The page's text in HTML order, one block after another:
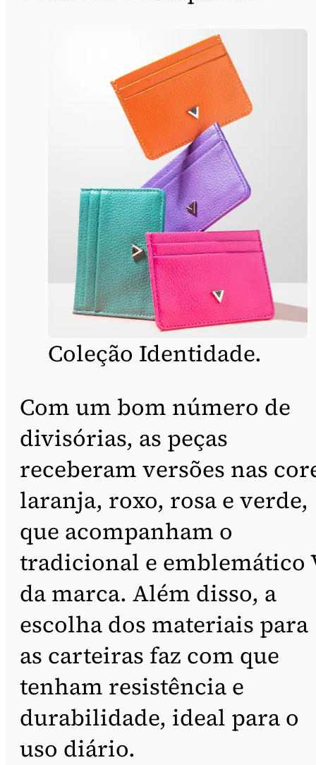
Coleção Identidade.
Com um bom número de
divisórias, as peças
receberam versões nas
laranja, roxo, rosa e verde,
que acompanham o
tradicional e emblemático
da marca. Além disso, a
escolha dos materiais para
as carteiras faz com que
tenham resistência e
durabilidade, ideal para o
uso diário.